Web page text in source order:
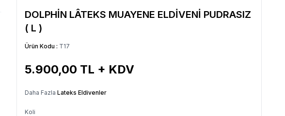
DOLPHİN LÂTEKS MUAYENE ELDİVENİ PUDRASIZ
( L )
Ürün Kodu : T17
5.900,00 TL + KDV
Daha Fazla Lateks Eldivenler
Koli